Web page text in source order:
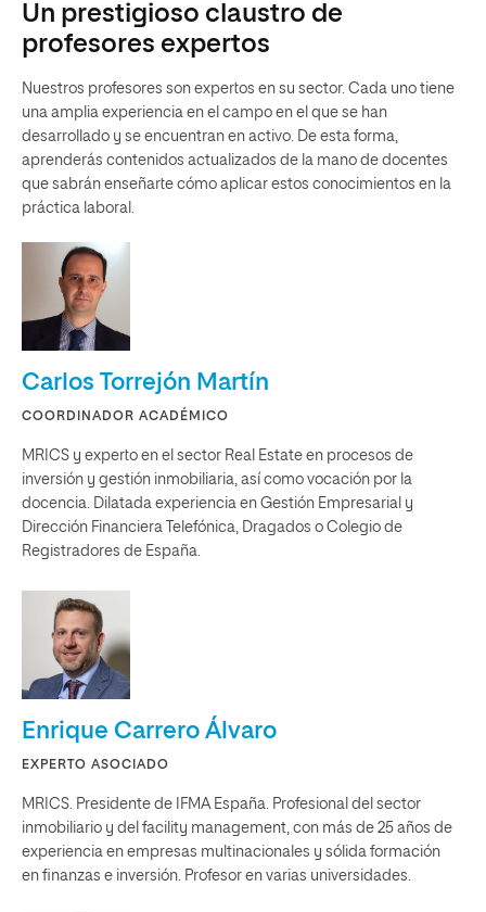
Un prestigioso claustro de
profesores expertos
Nuestros profesores son expertos en su sector. Cada uno tiene
una amplia experiencia en el campo en el que se han
desarrollado y se encuentran en activo. De esta forma,
aprenderás contenidos actualizados de la mano de docentes
que sabrán enseñarte cómo aplicar estos conocimientos en la
práctica laboral.
Carlos Torrejón Martín
COORDINADOR ACADÉMICO
MRICS y experto en el sector Real Estate en procesos de
inversión y gestión inmobiliaria, así como vocación por la
docencia. Dilatada experiencia en Gestión Empresarial y
Dirección Financiera Telefónica, Dragados o Colegio de
Registradores de España.
Enrique Carrero Álvaro
EXPERTO ASOCIADO
MRICS. Presidente de IFMA España. Profesional del sector
inmobiliario y del facility management, con más de 25 años de
experiencia en empresas multinacionales y sólida formación
en finanzas e inversión. Profesor en varias universidades.